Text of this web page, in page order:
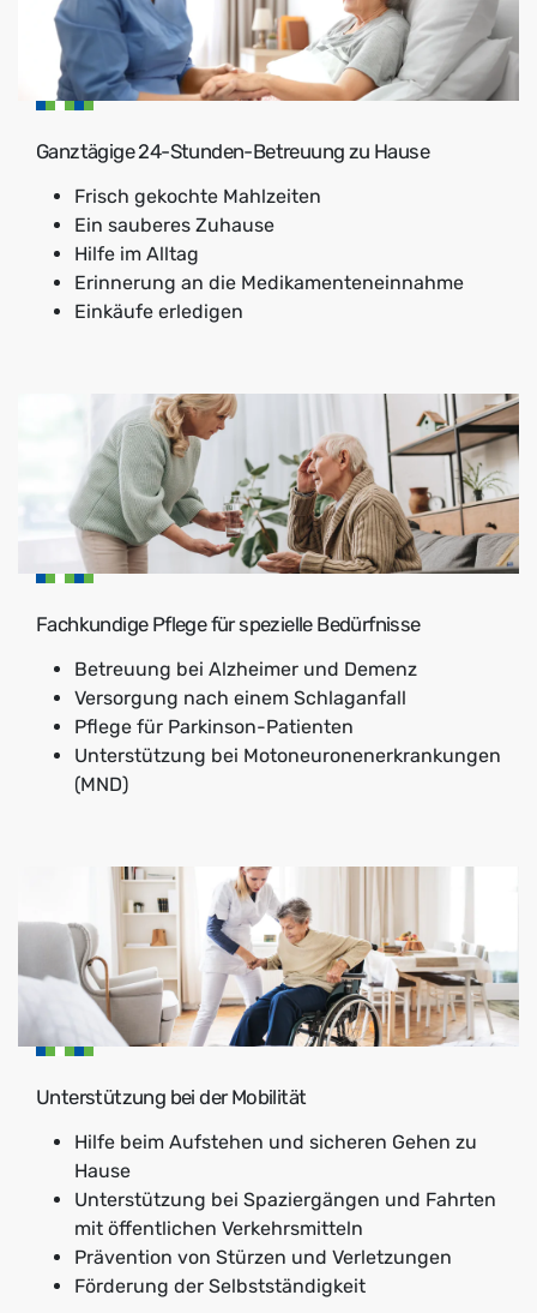
Ganztägige 24-Stunden-Betreuung zu Hause
Frisch gekochte Mahlzeiten
Ein sauberes Zuhause
Hilfe im Alltag
Erinnerung an die Medikamenteneinnahme
Einkäufe erledigen
Fachkundige Pflege für spezielle Bedürfnisse
Betreuung bei Alzheimer und Demenz
Versorgung nach einem Schlaganfall
Pflege für Parkinson-Patienten
Unterstützung bei Motoneuronenerkrankungen
(MND)
Unterstützung bei der Mobilität
Hilfe beim Aufstehen und sicheren Gehen zu
Hause
Unterstützung bei Spaziergängen und Fahrten
mit öffentlichen Verkehrsmitteln
Prävention von Stürzen und Verletzungen
Förderung der Selbstständigkeit